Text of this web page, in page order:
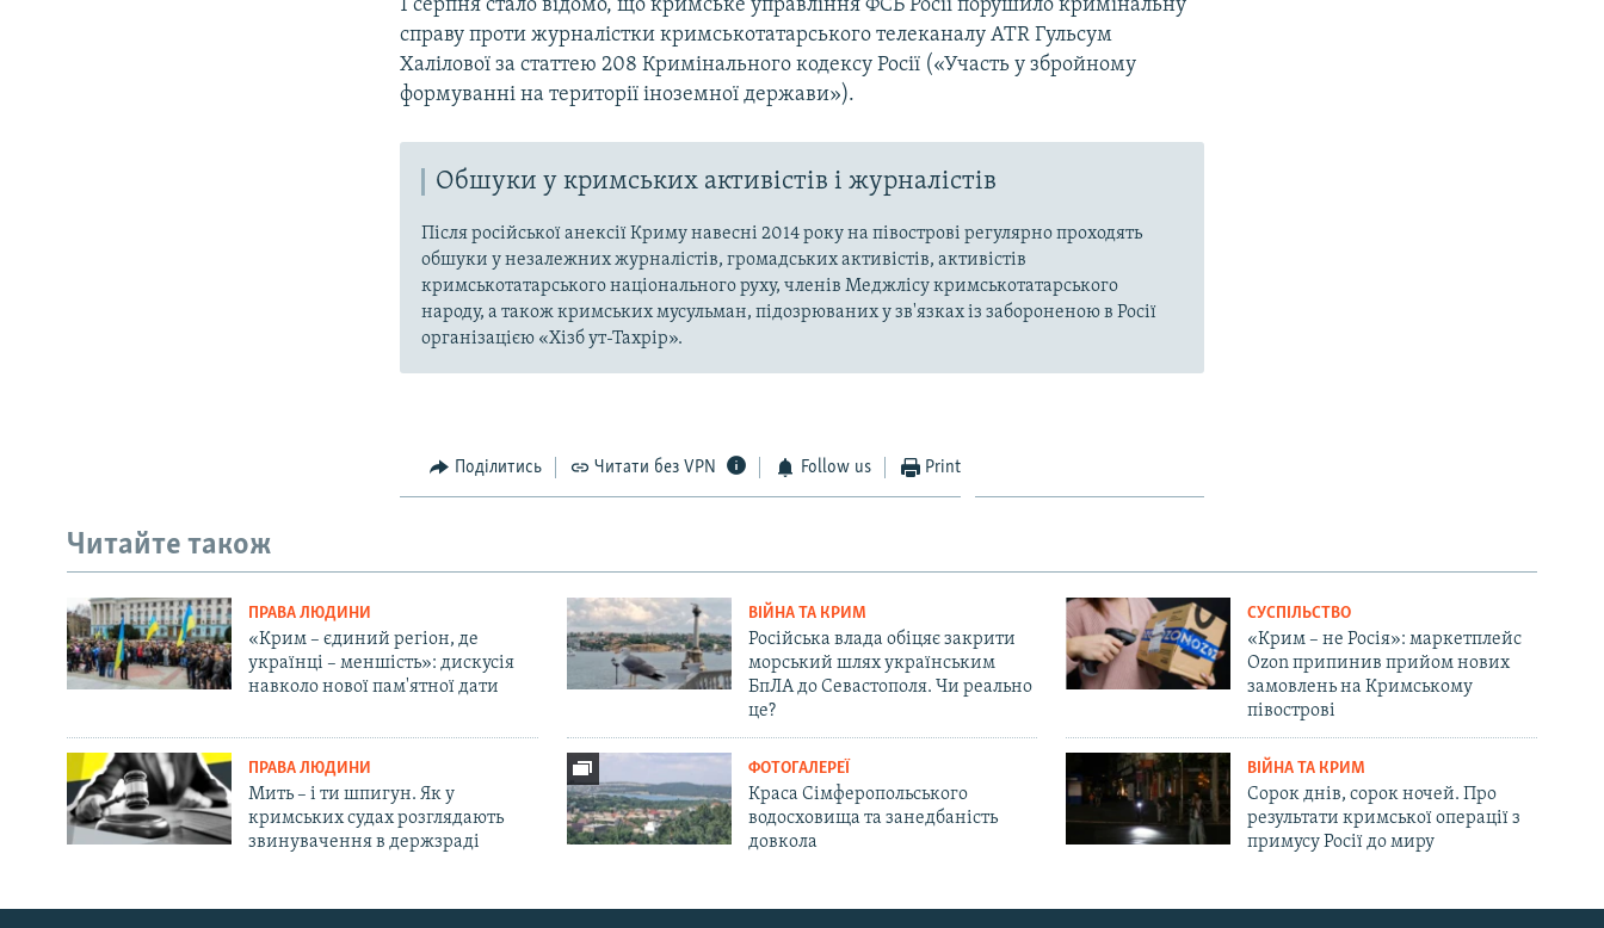
Русский
1 серпня стало відомо, що кримське управління ФСБ Росії порушило кримінальну
справу проти журналістки кримськотатарського телеканалу ATR Гульсум
Халілової за статтею 208 Кримінального кодексу Росії («Участь у збройному
формуванні на території іноземної держави»).
Обшуки у кримських активістів і журналістів
Після російської анексії Криму навесні 2014 року на півострові регулярно проходять
обшуки у незалежних журналістів, громадських активістів, активістів
кримськотатарського національного руху, членів Меджлісу кримськотатарського
народу, а також кримських мусульман, підозрюваних у зв'язках із забороненою в Росії
організацією «Хізб ут-Тахрір».
Поділитись Читати без VPN Follow us Print
Читайте також
ПРАВА ЛЮДИНИ
«Крим – єдиний регіон, де
українці – меншість»: дискусія
навколо нової пам'ятної дати
ВІЙНА ТА КРИМ
Російська влада обіцяє закрити
морський шлях українським
БпЛА до Севастополя. Чи реально
це?
СУСПІЛЬСТВО
«Крим – не Росія»: маркетплейс
Ozon припинив прийом нових
замовлень на Кримському
півострові
ПРАВА ЛЮДИНИ
Мить – і ти шпигун. Як у
кримських судах розглядають
звинувачення в держзраді
ФОТОГАЛЕРЕЇ
Краса Сімферопольського
водосховища та занедбаність
довкола
ВІЙНА ТА КРИМ
Сорок днів, сорок ночей. Про
результати кримської операції з
примусу Росії до миру